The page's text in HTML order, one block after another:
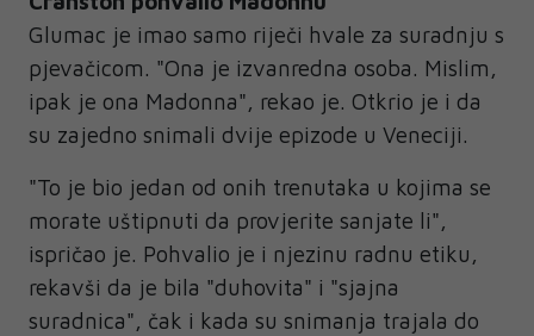
Glumac je imao samo riječi hvale za suradnju s
pjevačicom. "Ona je izvanredna osoba. Mislim,
ipak je ona Madonna", rekao je. Otkrio je i da
su zajedno snimali dvije epizode u Veneciji.
"To je bio jedan od onih trenutaka u kojima se
morate uštipnuti da provjerite sanjate li",
ispričao je. Pohvalio je i njezinu radnu etiku,
rekavši da je bila "duhovita" i "sjajna
suradnica", čak i kada su snimanja trajala do